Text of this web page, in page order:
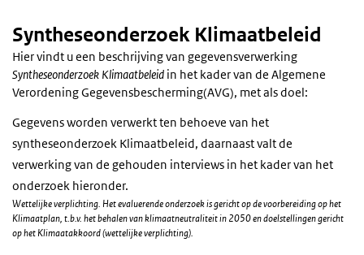
Syntheseonderzoek Klimaatbeleid
Hier vindt u een beschrijving van gegevensverwerking
Syntheseonderzoek Klimaatbeleid in het kader van de Algemene
Verordening Gegevensbescherming(AVG), met als doel:
Gegevens worden verwerkt ten behoeve van het
syntheseonderzoek Klimaatbeleid, daarnaast valt de
verwerking van de gehouden interviews in het kader van het
onderzoek hieronder.
Wettelijke verplichting. Het evaluerende onderzoek is gericht op de voorbereiding op het
Klimaatplan, t.b.v. het behalen van klimaatneutraliteit in 2050 en doelstellingen gericht
op het Klimaatakkoord (wettelijke verplichting).